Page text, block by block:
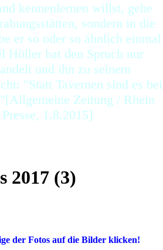
kennenlernen willst, gehe
sondern in die
er so oder so ähnlich einmal
Höller hat den Spruch nur
und ihn zu seinem
"Statt Tavernen sind es bei
Zeitung / Rhein
1.8.2015]
2017 (3)
der Fotos auf die Bilder klicken!